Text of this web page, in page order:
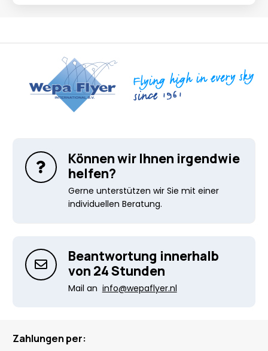
Können wir Ihnen irgendwie
helfen?
Gerne unterstützen wir Sie mit einer
individuellen Beratung.
Beantwortung innerhalb
von 24 Stunden
Mail an info@wepaflyer.nl
Zahlungen per: